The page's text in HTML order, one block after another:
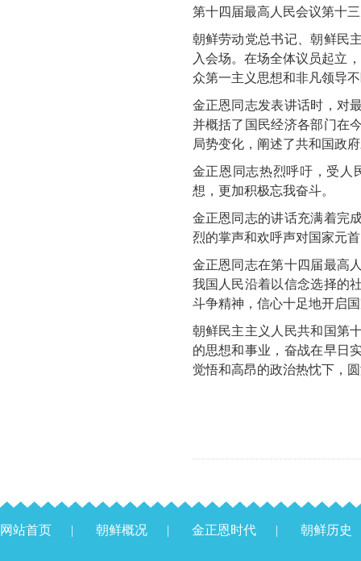
第十四届最高人民会议第十
朝鲜劳动党总书记、朝鲜民
入会场。在场全体议员起立
众第一主义思想和非凡领导
金正恩 同志发表讲话时，对
并概括了国民经济各部门在
局势变化，阐述了共和国政
金正恩 同志热烈呼吁，受人
想，更加积极忘我奋斗。
金正恩 同志的讲话充满着完
烈的掌声和欢呼声对国家元
金正恩 同志在第十四届最高
我国人民沿着以信念选择的
斗争精神，信心十足地开启
朝鲜民主主义人民共和国第
的思想和事业，奋战在早日
觉悟和高昂的政治热忱下，
网站首页 | 朝鲜概况 | 金正恩时代 | 朝鲜历史